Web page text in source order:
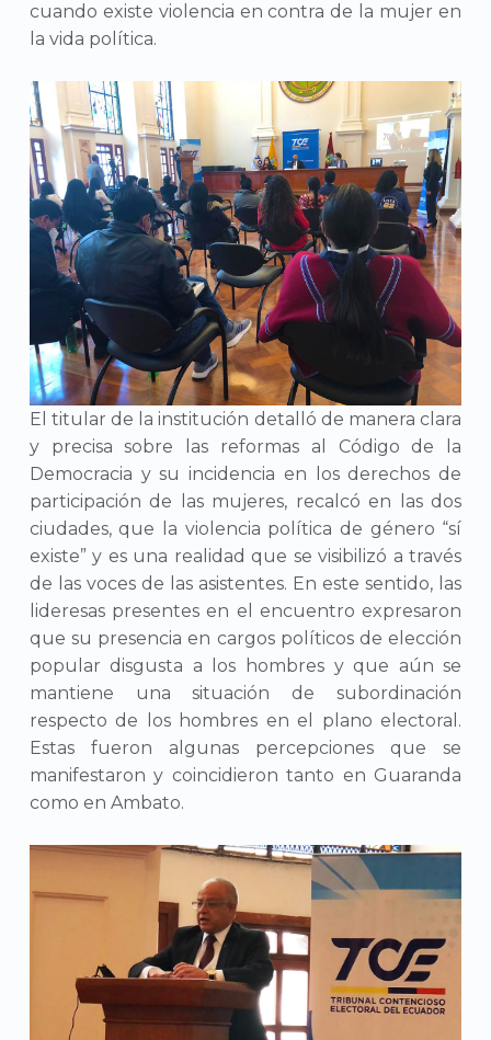
cuando existe violencia en contra de la mujer en
la vida política.
El titular de la institución detalló de manera clara
y precisa sobre las reformas al Código de la
Democracia y su incidencia en los derechos de
participación de las mujeres, recalcó en las dos
ciudades, que la violencia política de género “sí
existe” y es una realidad que se visibilizó a través
de las voces de las asistentes. En este sentido, las
lideresas presentes en el encuentro expresaron
que su presencia en cargos políticos de elección
popular disgusta a los hombres y que aún se
mantiene una situación de subordinación
respecto de los hombres en el plano electoral.
Estas fueron algunas percepciones que se
manifestaron y coincidieron tanto en Guaranda
como en Ambato.